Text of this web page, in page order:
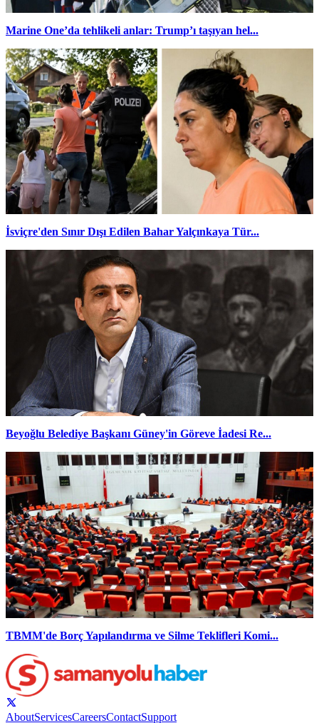
Marine One’da tehlikeli anlar: Trump’ı taşıyan hel...
İsviçre'den Sınır Dışı Edilen Bahar Yalçınkaya Tür...
Beyoğlu Belediye Başkanı Güney'in Göreve İadesi Re...
TBMM'de Borç Yapılandırma ve Silme Teklifleri Komi...
AboutServicesCareersContactSupport